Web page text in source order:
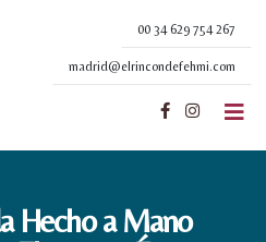
00 34 629 754 267
madrid@elrincondefehmi.com
Hecho a Mano